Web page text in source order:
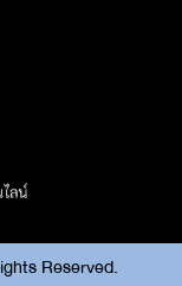
Reserved.